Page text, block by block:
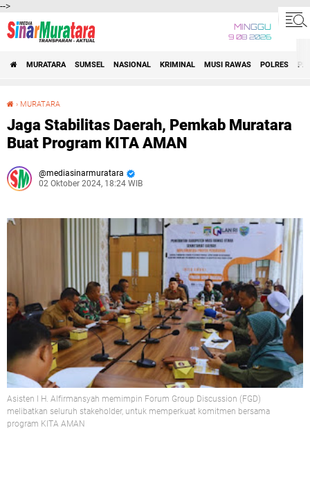
-->
MINGGU
9 08 2026
MURATARA SUMSEL NASIONAL KRIMINAL MUSI RAWAS POLRES
› MURATARA
Jaga Stabilitas Daerah, Pemkab Muratara
Buat Program KITA AMAN
mediasinarmuratara
02 Oktober 2024, 18:24 WIB
Asisten I H. Alfirmansyah memimpin Forum Group Discussion (FGD)
melibatkan seluruh stakeholder, untuk memperkuat komitmen bersama
program KITA AMAN